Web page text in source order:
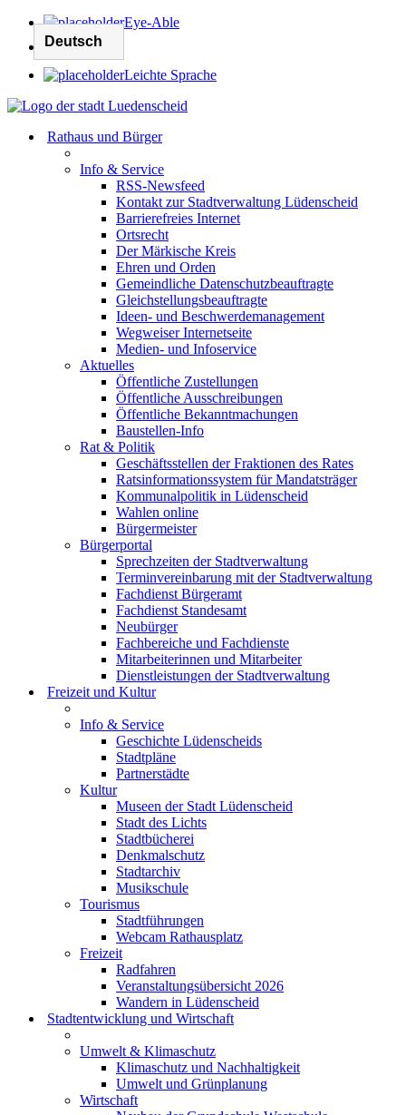
Eye-Able
Leichte Sprache
Rathaus und Bürger
Info & Service
RSS-Newsfeed
Kontakt zur Stadtverwaltung Lüdenscheid
Barrierefreies Internet
Ortsrecht
Der Märkische Kreis
Ehren und Orden
Gemeindliche Datenschutzbeauftragte
Gleichstellungsbeauftragte
Ideen- und Beschwerdemanagement
Wegweiser Internetseite
Medien- und Infoservice
Aktuelles
Öffentliche Zustellungen
Öffentliche Ausschreibungen
Öffentliche Bekanntmachungen
Baustellen-Info
Rat & Politik
Geschäftsstellen der Fraktionen des Rates
Ratsinformationssystem für Mandatsträger
Kommunalpolitik in Lüdenscheid
Wahlen online
Bürgermeister
Bürgerportal
Sprechzeiten der Stadtverwaltung
Terminvereinbarung mit der Stadtverwaltung
Fachdienst Bürgeramt
Fachdienst Standesamt
Neubürger
Fachbereiche und Fachdienste
Mitarbeiterinnen und Mitarbeiter
Dienstleistungen der Stadtverwaltung
Freizeit und Kultur
Info & Service
Geschichte Lüdenscheids
Stadtpläne
Partnerstädte
Kultur
Museen der Stadt Lüdenscheid
Stadt des Lichts
Stadtbücherei
Denkmalschutz
Stadtarchiv
Musikschule
Tourismus
Stadtführungen
Webcam Rathausplatz
Freizeit
Radfahren
Veranstaltungsübersicht 2026
Wandern in Lüdenscheid
Stadtentwicklung und Wirtschaft
Umwelt & Klimaschutz
Klimaschutz und Nachhaltigkeit
Umwelt und Grünplanung
Wirtschaft